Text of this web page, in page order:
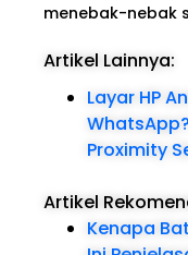
menebak-nebak
Artikel Lainnya:
Layar HP
Proximity
Artikel
Kenapa